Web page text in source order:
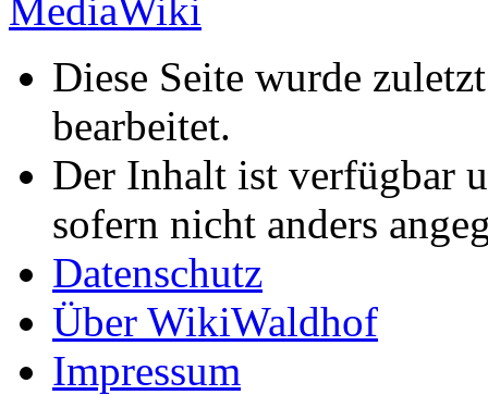
Diese Seite wurde
bearbeitet.
Der Inhalt ist verfügbar
sofern nicht anders
Datenschutz
Über WikiWaldhof
Impressum